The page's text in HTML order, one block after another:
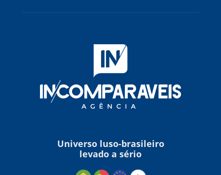
Universo luso-brasileiro
levado a sério